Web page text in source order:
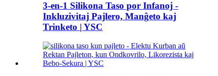
3-en-1 Silikona Taso por Infanoj -
Inkluzivitaj Pajlero, Manĝeto kaj
Trinketo | YSC